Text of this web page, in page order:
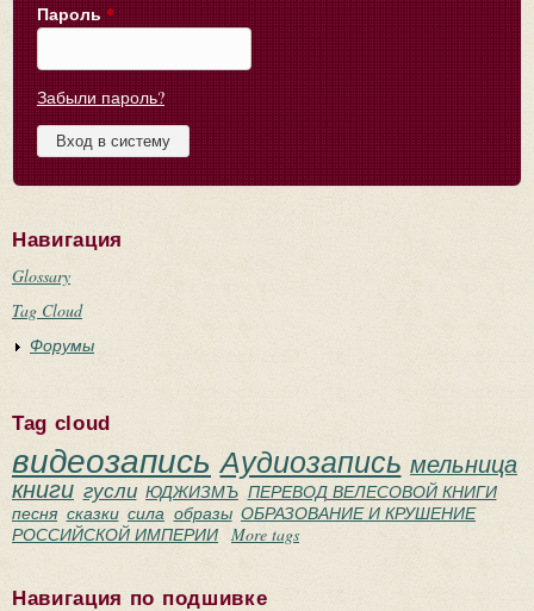
Пароль *
Забыли пароль?
Навигация
Glossary
Tag Cloud
Форумы
Tag cloud
видеозапись Аудиозапись мельница
книги гусли ЮДЖИЗМЪ ПЕРЕВОД ВЕЛЕСОВОЙ КНИГИ
песня сказки сила образы ОБРАЗОВАНИЕ И КРУШЕНИЕ
РОССИЙСКОЙ ИМПЕРИИ More tags
Навигация по подшивке